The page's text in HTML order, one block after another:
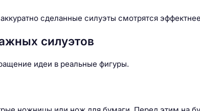
сделанные силуэты смотрятся
силуэтов
идеи в реальные фигуры.